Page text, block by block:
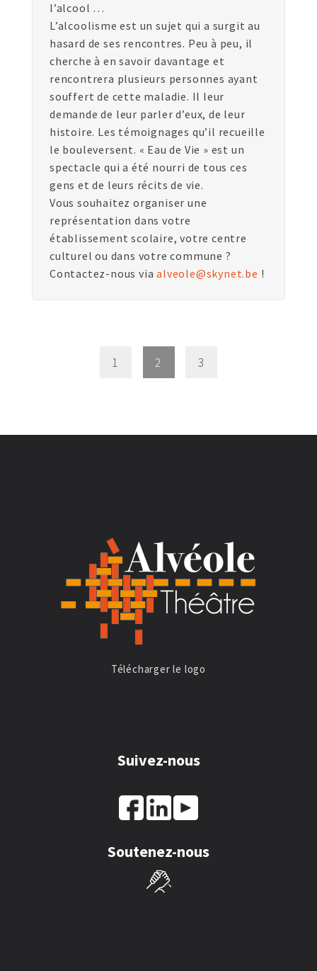
l’alcool …
L’alcoolisme est un sujet qui a surgit au
hasard de ses rencontres. Peu à peu, il
cherche à en savoir davantage et
rencontrera plusieurs personnes ayant
souffert de cette maladie. Il leur
demande de leur parler d’eux, de leur
histoire. Les témoignages qu’il recueille
le bouleversent. « Eau de Vie » est un
spectacle qui a été nourri de tous ces
gens et de leurs récits de vie.
Vous souhaitez organiser une
représentation dans votre
établissement scolaire, votre centre
culturel ou dans votre commune ?
Contactez-nous viaalveole@skynet.be !
1 2 3
Télécharger le logo
Suivez-nous
Soutenez-nous